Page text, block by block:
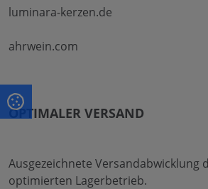
luminara-kerzen.de
ahrwein.com
OPTIMALER VERSAND
Ausgezeichnete Versandabwicklung
optimierten Lagerbetrieb.